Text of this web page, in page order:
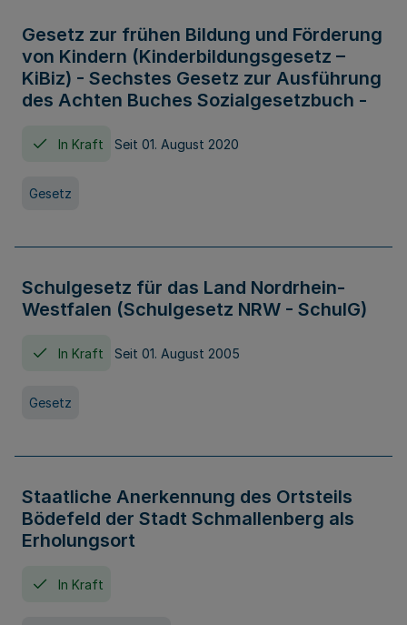
Gesetz zur frühen Bildung und Förderung
von Kindern (Kinderbildungsgesetz –
KiBiz) - Sechstes Gesetz zur Ausführung
des Achten Buches Sozialgesetzbuch -
In Kraft Seit 01. August 2020
Gesetz
Schulgesetz für das Land Nordrhein-
Westfalen (Schulgesetz NRW - SchulG)
In Kraft Seit 01. August 2005
Gesetz
Staatliche Anerkennung des Ortsteils
Bödefeld der Stadt Schmallenberg als
Erholungsort
In Kraft